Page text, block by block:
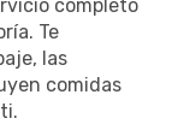
completo
Te
las
comidas